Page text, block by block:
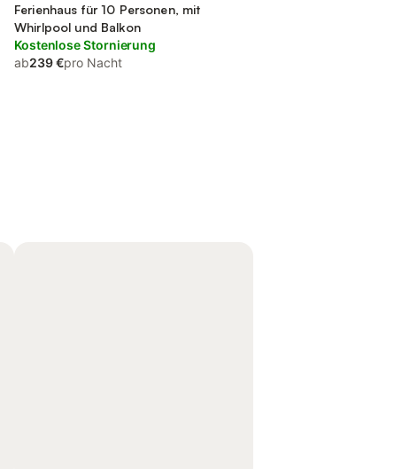
Ferienhaus für 10 Personen, mit
Whirlpool und Balkon
Kostenlose Stornierung
ab239 €pro Nacht